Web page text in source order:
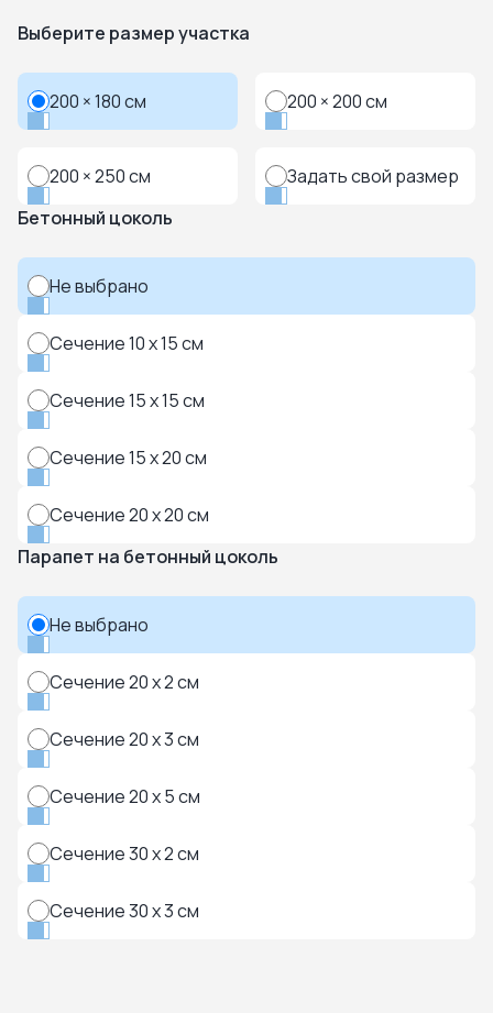
Выберите размер участка
200 × 180 см 200 × 200 см
200 × 250 см
Задать свой размер
Бетонный цоколь
Не выбрано
Сечение 10 x 15 см
Сечение 15 x 15 см
Сечение 15 x 20 см
Сечение 20 x 20 см
Парапет на бетонный цоколь
Не выбрано
Сечение 20 x 2 см
Сечение 20 x 3 см
Сечение 20 x 5 см
Сечение 30 x 2 см
Сечение 30 x 3 см